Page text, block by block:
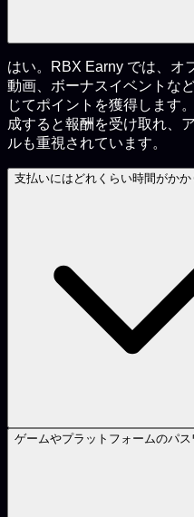
はい。RBX Earny では、オ
動画、ボーナスイベントな
じてポイントを獲得します
成すると報酬を受け取れ、
ルも重視されています。
支払いにはどれくらい時間がかか
ゲームやプラットフォームのパ